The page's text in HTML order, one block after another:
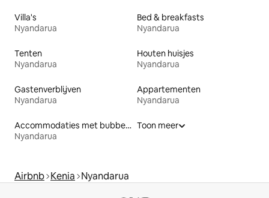
Villa's
Nyandarua
Bed & breakfasts
Nyandarua
Tenten
Nyandarua
Houten huisjes
Nyandarua
Gastenverblijven
Nyandarua
Appartementen
Nyandarua
Accommodaties met bubbelbad
Nyandarua
Toon meer
Airbnb Kenia Nyandarua